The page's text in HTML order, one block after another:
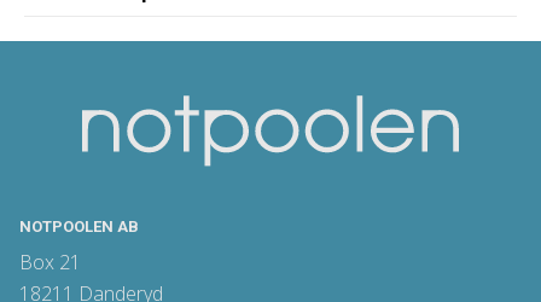
NOTPOOLEN AB
Box 21
18211 Danderyd